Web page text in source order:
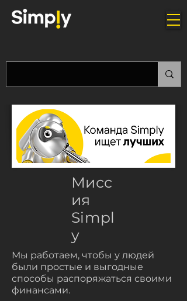
Мисс
ия
Simpl
y
Мы работаем, чтобы у людей
были простые и выгодные
способы распоряжаться своими
финансами.